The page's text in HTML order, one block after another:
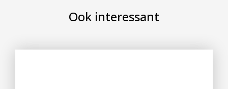
Ook interessant